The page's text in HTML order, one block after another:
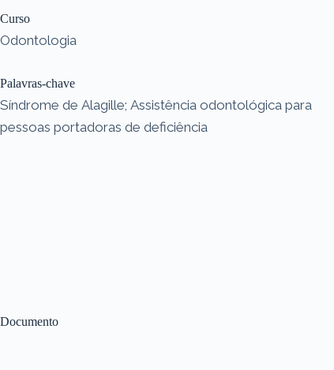
Documento
Curso
Odontologia
Palavras-chave
Síndrome de Alagille; Assistência odontológica para
pessoas portadoras de deficiência